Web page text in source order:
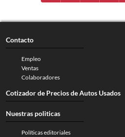
Contacto
Empleo
Ventas
Colaboradores
Cotizador de Precios de Autos Usados
Nuestras politicas
Políticas editoriales